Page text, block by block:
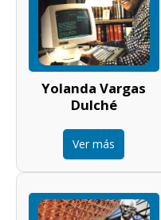
Yolanda Vargas
Dulché
Ver más